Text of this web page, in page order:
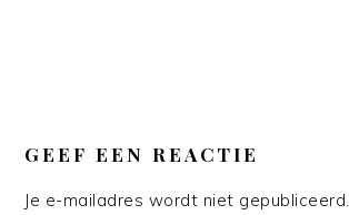
GEEF EEN REACTIE
Je e-mailadres wordt niet gepubliceerd.